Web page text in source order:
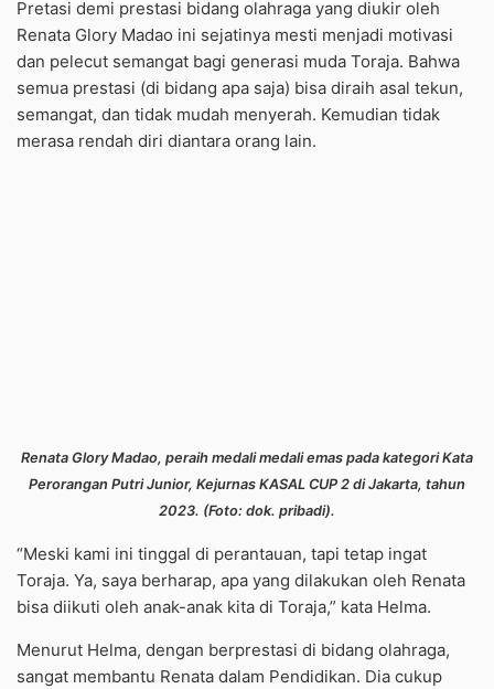
Pretasi demi prestasi bidang olahraga yang diukir oleh
Renata Glory Madao ini sejatinya mesti menjadi motivasi
dan pelecut semangat bagi generasi muda Toraja. Bahwa
semua prestasi (di bidang apa saja) bisa diraih asal tekun,
semangat, dan tidak mudah menyerah. Kemudian tidak
merasa rendah diri diantara orang lain.
Renata Glory Madao, peraih medali medali emas pada kategori Kata
Perorangan Putri Junior, Kejurnas KASAL CUP 2 di Jakarta, tahun
2023. (Foto: dok. pribadi).
“Meski kami ini tinggal di perantauan, tapi tetap ingat
Toraja. Ya, saya berharap, apa yang dilakukan oleh Renata
bisa diikuti oleh anak-anak kita di Toraja,” kata Helma.
Menurut Helma, dengan berprestasi di bidang olahraga,
sangat membantu Renata dalam Pendidikan. Dia cukup